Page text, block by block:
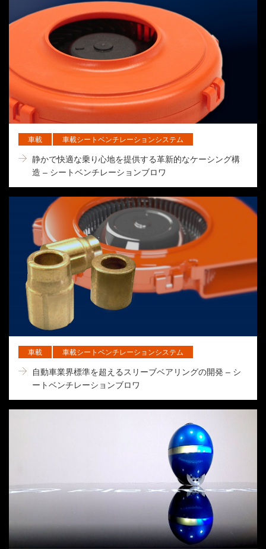
車載 車載シートベンチレーションシステム
静かで快適な乗り心地を提供する革新的なケーシング構
造 – シートベンチレーションブロワ
車載 車載シートベンチレーションシステム
自動車業界標準を超えるスリーブベアリングの開発 – シ
ートベンチレーションブロワ